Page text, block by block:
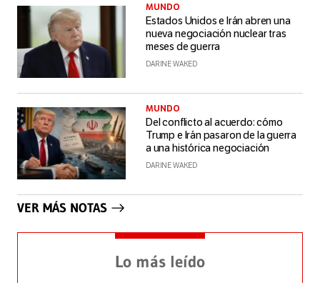
MUNDO
Estados Unidos e Irán abren una
nueva negociación nuclear tras
meses de guerra
DARINE WAKED
MUNDO
Del conflicto al acuerdo: cómo
Trump e Irán pasaron de la guerra
a una histórica negociación
DARINE WAKED
VER MÁS NOTAS
Lo más leído